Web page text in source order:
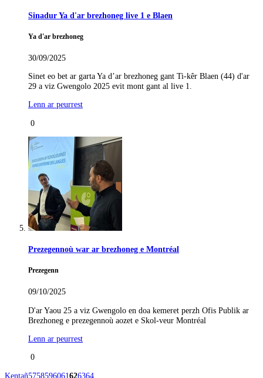
Sinadur Ya d'ar brezhoneg live 1 e Blaen
Ya d'ar brezhoneg
30/09/2025
Sinet eo bet ar garta Ya d’ar brezhoneg gant Ti-kêr Blaen (44) d'ar
29 a viz Gwengolo 2025 evit mont gant al live 1.
Lenn ar peurrest
0
Prezegennoù war ar brezhoneg e Montréal
Prezegenn
09/10/2025
D'ar Yaou 25 a viz Gwengolo en doa kemeret perzh Ofis Publik ar
Brezhoneg e prezegennoù aozet e Skol-veur Montréal
Lenn ar peurrest
0
Kentañ5758596061626364